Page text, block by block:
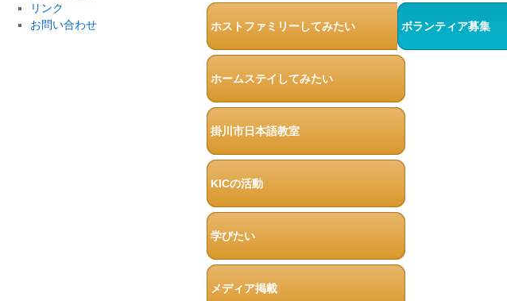
リンク
お問い合わせ
ホストファミリーしてみたい
ホームステイしてみたい
掛川市日本語教室
KICの活動
学びたい
メディア掲載
ボランティア募集